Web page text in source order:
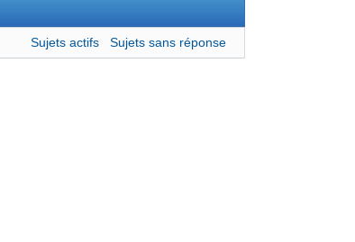
Sujets actifs Sujets sans réponse